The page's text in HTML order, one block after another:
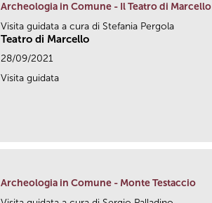
Archeologia in Comune - Il Teatro di Marcello
Visita guidata a cura di Stefania Pergola
Teatro di Marcello
28/09/2021
Visita guidata
Archeologia in Comune - Monte Testaccio